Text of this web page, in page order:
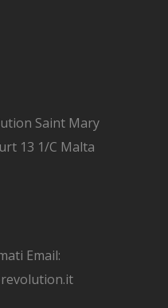
Saint Mary
13 1/C Malta
Email: